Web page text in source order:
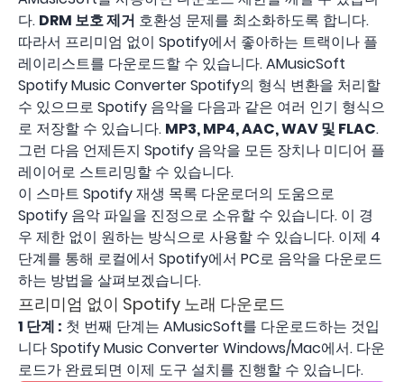
다. DRM 보호 제거 호환성 문제를 최소화하도록 합니다.
따라서 프리미엄 없이 Spotify에서 좋아하는 트랙이나 플
레이리스트를 다운로드할 수 있습니다. AMusicSoft
Spotify Music Converter Spotify의 형식 변환을 처리할
수 있으므로 Spotify 음악을 다음과 같은 여러 인기 형식으
로 저장할 수 있습니다. MP3, MP4, AAC, WAV 및 FLAC.
그런 다음 언제든지 Spotify 음악을 모든 장치나 미디어 플
레이어로 스트리밍할 수 있습니다.
이 스마트 Spotify 재생 목록 다운로더의 도움으로
Spotify 음악 파일을 진정으로 소유할 수 있습니다. 이 경
우 제한 없이 원하는 방식으로 사용할 수 있습니다. 이제 4
단계를 통해 로컬에서 Spotify에서 PC로 음악을 다운로드
하는 방법을 살펴보겠습니다.
프리미엄 없이 Spotify 노래 다운로드
1 단계 : 첫 번째 단계는 AMusicSoft를 다운로드하는 것입
니다 Spotify Music Converter Windows/Mac에서. 다운
로드가 완료되면 이제 도구 설치를 진행할 수 있습니다.